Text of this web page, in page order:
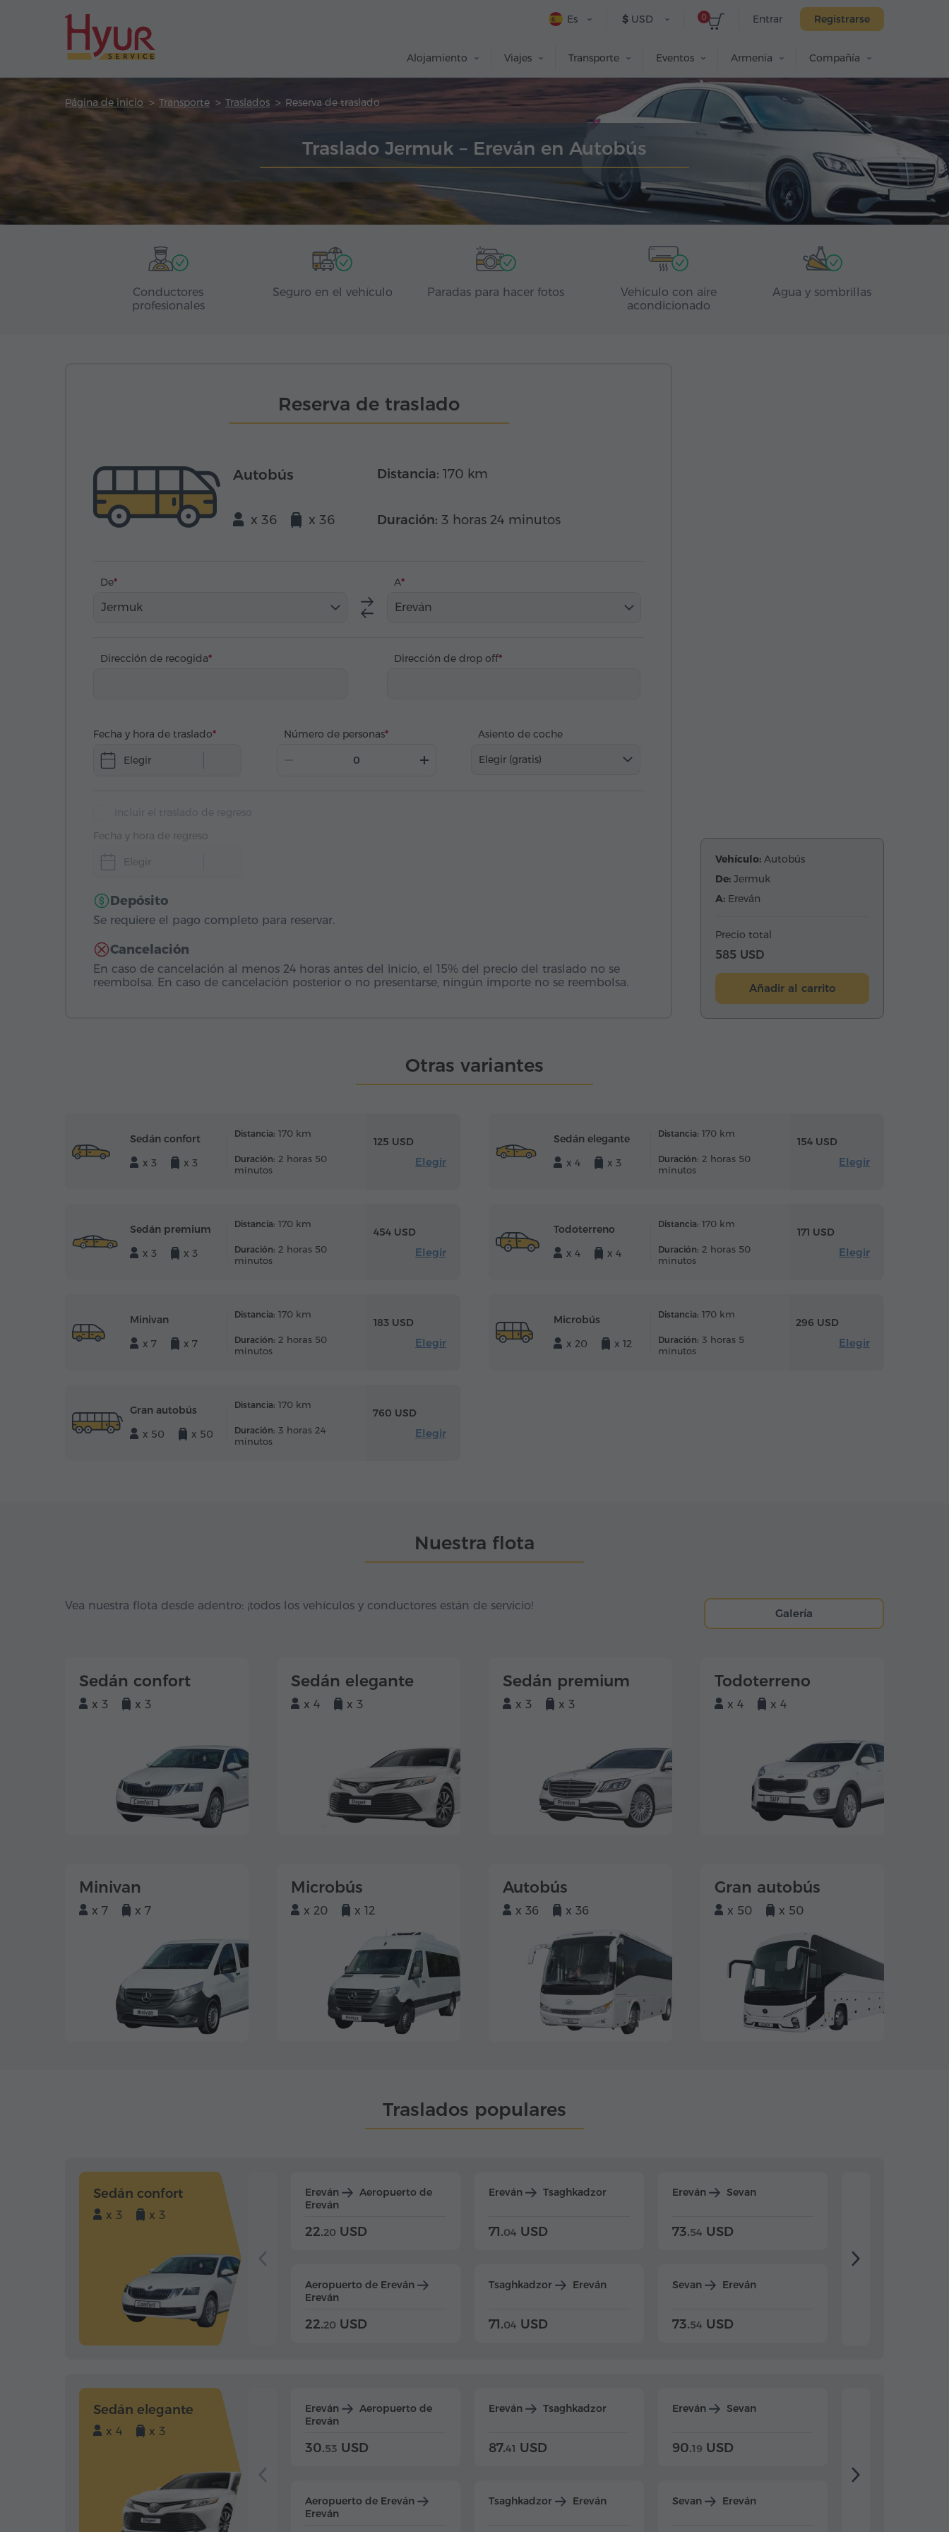
Entrar Registrarse
0
$ USD
Es
Alojamiento Viajes Transporte Eventos Armenia Compañía
Página de inicio Transporte Traslados Reserva de traslado
Traslado Jermuk – Ereván en Autobús
Conductores
profesionales
Seguro en el vehículo Paradas para hacer fotos
Vehículo con aire
acondicionado
Agua y sombrillas
Reserva de traslado
Autobús
x 36 x 36
Distancia: 170 km
Duración: 3 horas 24 minutos
De
Jermuk
A
Ereván
Dirección de recogida Dirección de drop off
Fecha y hora de traslado
Elegir
Número de personas
Asiento de coche
Elegir (gratis)
Fecha y hora de regreso
Elegir
Depósito
Se requiere el pago completo para reservar.
Cancelación
En caso de cancelación al menos 24 horas antes del inicio, el 15% del precio del traslado no se
reembolsa. En caso de cancelación posterior o no presentarse, ningún importe no se reembolsa.
Vehículo: Autobús
De: Jermuk
A: Ereván
Precio total
585 USD
Añadir al carrito
Otras variantes
Sedán confort
x 3
x 3
Distancia: 170 km
Duración: 2 horas 50
minutos
125 USD
Elegir
Sedán elegante
x 4
x 3
Distancia: 170 km
Duración: 2 horas 50
minutos
154 USD
Elegir
Sedán premium
x 3
x 3
Distancia: 170 km
Duración: 2 horas 50
minutos
454 USD
Elegir
Todoterreno
x 4
x 4
Distancia: 170 km
Duración: 2 horas 50
minutos
171 USD
Elegir
Minivan
x 7
x 7
Distancia: 170 km
Duración: 2 horas 50
minutos
183 USD
Elegir
Microbús
x 20
x 12
Distancia: 170 km
Duración: 3 horas 5
minutos
296 USD
Elegir
Gran autobús
x 50
x 50
Distancia: 170 km
Duración: 3 horas 24
minutos
760 USD
Elegir
Nuestra flota
Vea nuestra flota desde adentro: ¡todos los vehículos y conductores están de servicio!
Galería
Sedán confort
x 3 x 3
Sedán elegante
x 4 x 3
Sedán premium
x 3 x 3
Todoterreno
x 4 x 4
Minivan
x 7 x 7
Microbús
x 20 x 12
Autobús
x 36 x 36
Gran autobús
x 50 x 50
Traslados populares
Sedán confort
x 3 x 3
Ereván
Aeropuerto de
Ereván
22.20 USD
Aeropuerto de Ereván
Ereván
22.20 USD
Ereván Tsaghkadzor
71.04 USD
Tsaghkadzor Ereván
71.04 USD
Ereván Sevan
73.54 USD
Sevan Ereván
73.54 USD
Sedán elegante
x 4 x 3
Ereván
Aeropuerto de
Ereván
30.53 USD
Aeropuerto de Ereván
Ereván
Ereván Tsaghkadzor
87.41 USD
Tsaghkadzor Ereván
Ereván Sevan
90.19 USD
Sevan Ereván